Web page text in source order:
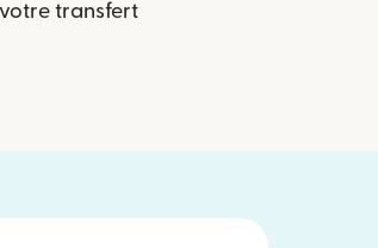
transfert